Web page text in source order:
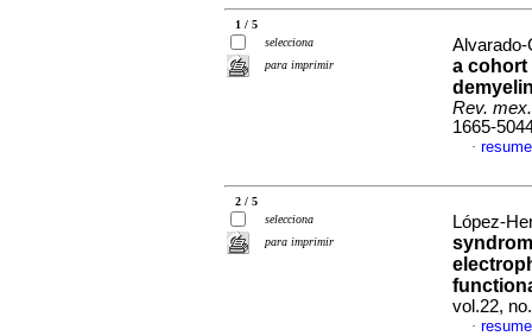
1 / 5
selecciona
para imprimir
a cohort
Rev.
1665-
·
2 / 5
selecciona
para imprimir
López-
vol.22,
·